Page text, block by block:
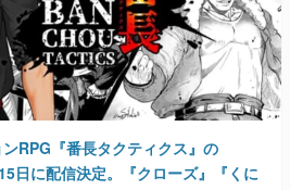
RPG『番長タクティクス』の
に配信決定。『クローズ』『くに
タジータクティクス』などの名作に
2024年1月25日 公開